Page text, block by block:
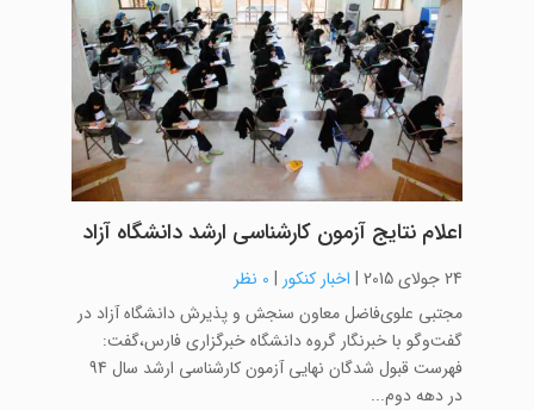
اعلام نتایج آزمون کارشناسی ارشد دانشگاه آزاد
24 جولای 2015 | اخبار کنکور | 0 نظر
مجتبی علوی‌فاضل معاون سنجش و پذیرش دانشگاه آزاد در
گفت‌وگو با خبرنگار گروه دانشگاه خبرگزاری فارس،گفت:
فهرست قبول شدگان نهایی آزمون کارشناسی ارشد سال 94
در دهه دوم...